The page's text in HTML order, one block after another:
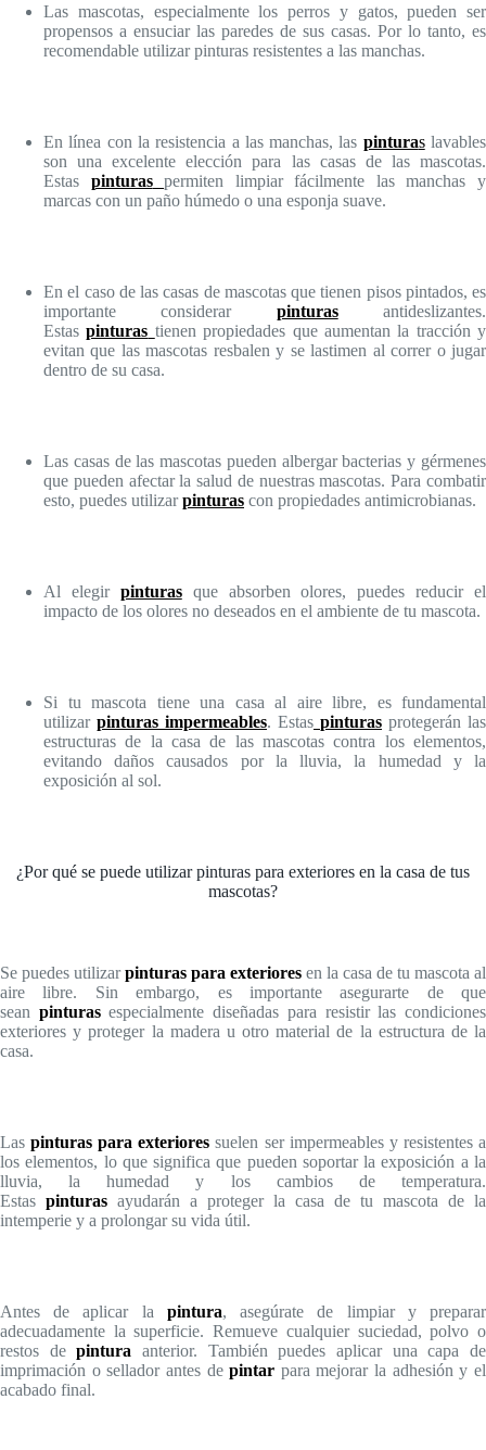
Las mascotas, especialmente los perros y gatos, pueden ser
propensos a ensuciar las paredes de sus casas. Por lo tanto, es
recomendable utilizar pinturas resistentes a las manchas.
En línea con la resistencia a las manchas, las pinturaslavables
son una excelente elección para las casas de las mascotas.
Estas pinturas
permiten limpiar fácilmente las manchas y
marcas con un paño húmedo o una esponja suave.
En el caso de las casas de mascotas que tienen pisos pintados, es
importante considerar
pinturasantideslizantes.
Estaspinturas tienen propiedades que aumentan la tracción y
evitan que las mascotas resbalen y se lastimen al correr o jugar
dentro de su casa.
Las casas de las mascotas pueden albergar bacterias y gérmenes
que pueden afectar la salud de nuestras mascotas. Para combatir
esto, puedes utilizar pinturas con propiedades antimicrobianas.
Al elegir pinturasque absorben olores, puedes reducir el
impacto de los olores no deseados en el ambiente de tu mascota.
Si tu mascota tiene una casa al aire libre, es fundamental
utilizar pinturas impermeables. Estas pinturas protegerán las
estructuras de la casa de las mascotas contra los elementos,
evitando daños causados por la lluvia, la humedad y la
exposición al sol.
¿Por qué se puede utilizar pinturas para exteriores en la casa de tus
mascotas?
Se puedes utilizarpinturas para exteriores en la casa de tu mascota al
aire libre. Sin embargo, es importante asegurarte de que
sean pinturasespecialmente diseñadas para resistir las condiciones
exteriores y proteger la madera u otro material de la estructura de la
casa.
Las pinturas para exteriores suelen ser impermeables y resistentes a
los elementos, lo que significa que pueden soportar la exposición a la
lluvia, la humedad y los cambios de temperatura.
Estas pinturas ayudarán a proteger la casa de tu mascota de la
intemperie y a prolongar su vida útil.
Antes de aplicar la pintura, asegúrate de limpiar y preparar
adecuadamente la superficie. Remueve cualquier suciedad, polvo o
restos depintura
anterior. También puedes aplicar una capa de
imprimación o sellador antes depintar para mejorar la adhesión y el
acabado final.